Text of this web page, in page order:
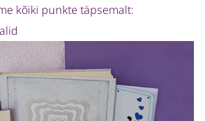
kõiki punkte täpsemalt: